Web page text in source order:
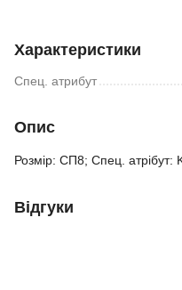
Характеристики
Спец. атрибут
Опис
Розмір: СП8; Спец. атрібут:
Відгуки